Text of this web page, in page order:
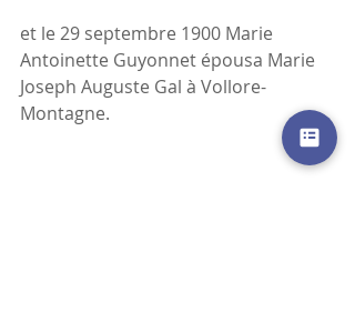
et le 29 septembre 1900 Marie
Antoinette Guyonnet épousa Marie
Joseph Auguste Gal à Vollore-
Montagne.